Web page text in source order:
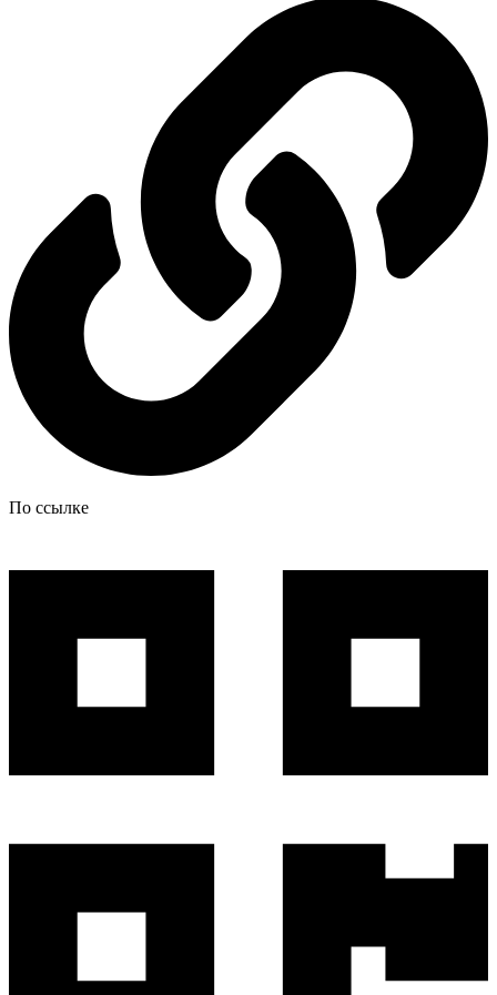
По ссылке